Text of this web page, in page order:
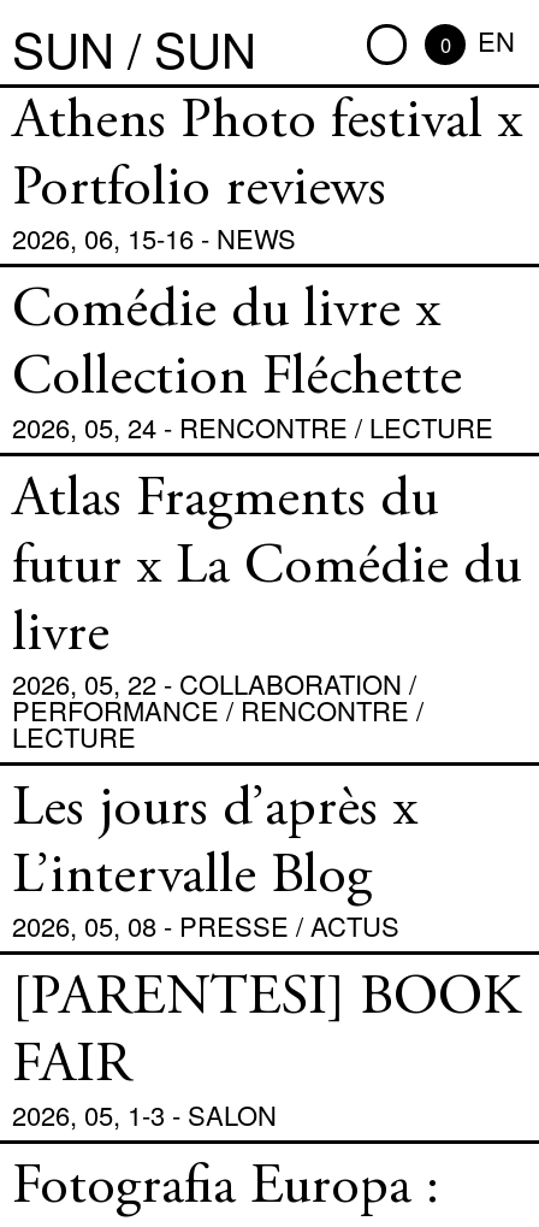
SUN / SUN 0 EN
Athens Photo festival x
Portfolio reviews
2026, 06, 15-16 - NEWS
Comédie du livre x
Collection Fléchette
2026, 05, 24 - RENCONTRE / LECTURE
Atlas Fragments du
futur x La Comédie du
livre
2026, 05, 22 - COLLABORATION /
PERFORMANCE / RENCONTRE /
LECTURE
Les jours d’après x
L’intervalle Blog
2026, 05, 08 - PRESSE / ACTUS
[PARENTESI] BOOK
FAIR
2026, 05, 1-3 - SALON
Fotografia Europa :